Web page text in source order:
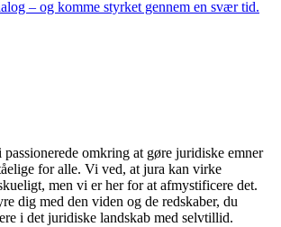
– og komme styrket gennem en svær tid.
omkring at gøre juridiske emner
for alle. Vi ved, at jura kan virke
men vi er her for at afmystificere det.
dig med den viden og de redskaber, du
i det juridiske landskab med selvtillid.